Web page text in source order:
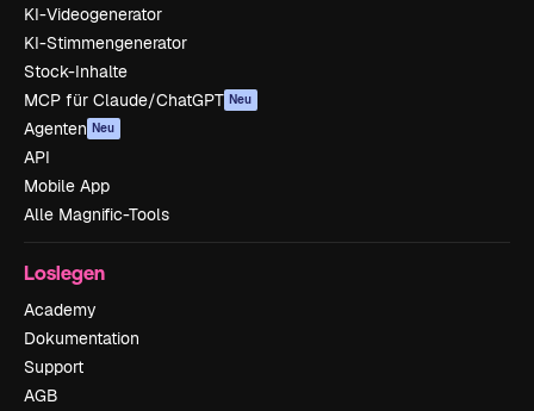
KI-Videogenerator
KI-Stimmengenerator
Stock-Inhalte
MCP für Claude/ChatGPT Neu
Agenten Neu
API
Mobile App
Alle Magnific-Tools
Loslegen
Academy
Dokumentation
Support
AGB